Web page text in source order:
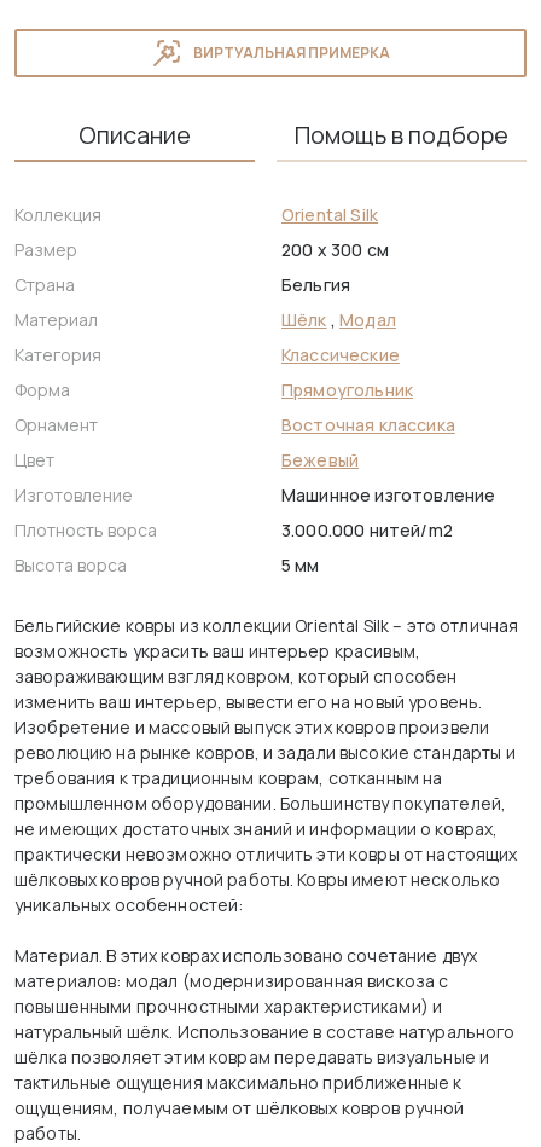
ВИРТУАЛЬНАЯ ПРИМЕРКА
Описание Помощь в подборе
Коллекция
Oriental Silk
Размер
200 x 300 см
Страна
Бельгия
Материал
Шёлк ,Модал
Категория
Классические
Форма
Прямоугольник
Орнамент
Восточная классика
Цвет
Бежевый
Изготовление
Машинное изготовление
Плотность ворса
3.000.000 нитей/m2
Высота ворса
5 мм
Бельгийские ковры из коллекции Oriental Silk – это отличная
возможность украсить ваш интерьер красивым,
завораживающим взгляд ковром, который способен
изменить ваш интерьер, вывести его на новый уровень.
Изобретение и массовый выпуск этих ковров произвели
революцию на рынке ковров, и задали высокие стандарты и
требования к традиционным коврам, сотканным на
промышленном оборудовании. Большинству покупателей,
не имеющих достаточных знаний и информации о коврах,
практически невозможно отличить эти ковры от настоящих
шёлковых ковров ручной работы. Ковры имеют несколько
уникальных особенностей:
Материал. В этих коврах использовано сочетание двух
материалов: модал (модернизированная вискоза с
повышенными прочностными характеристиками) и
натуральный шёлк. Использование в составе натурального
шёлка позволяет этим коврам передавать визуальные и
тактильные ощущения максимально приближенные к
ощущениям, получаемым от шёлковых ковров ручной
работы.